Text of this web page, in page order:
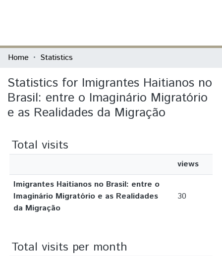
Communities & Collections
All of DSpace
Home Statistics
Statistics for Imigrantes Haitianos no
Brasil: entre o Imaginário Migratório
e as Realidades da Migração
Total visits
views
Imigrantes Haitianos no Brasil: entre o
Imaginário Migratório e as Realidades
da Migração
30
Total visits per month